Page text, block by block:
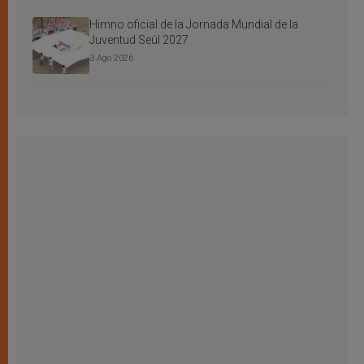
Himno oficial de la Jornada Mundial de la
Juventud Seúl 2027
3 Ago 2026